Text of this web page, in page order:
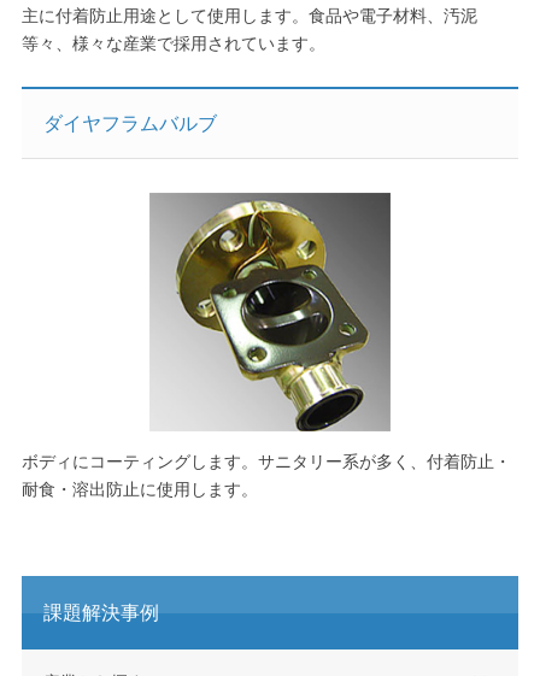
主に付着防止用途として使用します。食品や電子材料、汚泥
等々、様々な産業で採用されています。
ダイヤフラムバルブ
ボディにコーティングします。サニタリー系が多く、付着防止・
耐食・ 溶出防止に使用します。
課題解決事例